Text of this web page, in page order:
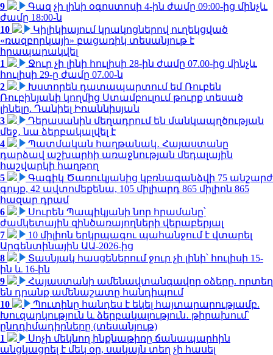
9
Գազ չի լինի օգոստոսի 4-ին ժամը 09:00-ից մինչև
ժամը 18:00-ն
10
Կիլիկիայում կրակոցներով ուղեկցված
«ռազբորկայի» բացառիկ տեսանյութ է
հրապարակվել
1
Ջուր չի լինի հուլիսի 28-ին ժամը 07.00-ից մինչև
հուլիսի 29-ը ժամը 07.00-ն
2
Խստորեն դատապարտում եմ Ռուբեն
Ռուբինյանի կողմից Ստամբուլում թուրք տեսած
լինելը. Դանիել Իոաննիսյան
3
Դերասանին մեղադրում են մանկապղծության
մեջ․ նա ձերբակալվել է
4
Պատմական հաղթանակ․ Հայաստանը
դարձավ աշխարհի առաջնության մեդալային
հաշվարկի հաղթող
5
Գագիկ Ծառուկյանից կբռնագանձվի 75 անշարժ
գույք, 42 ավտոմեքենա, 105 միլիարդ 865 միլիոն 865
հազար դրամ
6
Սուրեն Պապիկյանի նոր հրամանը՝
ժամկետային զինծառայողների վերաբերյալ
7
10 միլիոն երկրպագու պահանջում է վտարել
Արգենտինային ԱԱ-2026-ից
8
Տասնյակ հասցեներում ջուր չի լինի՝ հուլիսի 15-
ին և 16-ին
9
Հայաստանի ամենավտանգավոր օձերը. որտեղ
են դրանք ամենաշատը հանդիպում
10
Պուտինը հանդես է եկել հայտարարությամբ.
Խուզարկություն և ձերբակալություն․ թիրախում՝
ընդդիմադիրները (տեսանյութ)
1
Սոչի մեկնող ինքնաթիռը ճանապարհին
անցկացրել է մեկ օր, սակայն տեղ չի հասել